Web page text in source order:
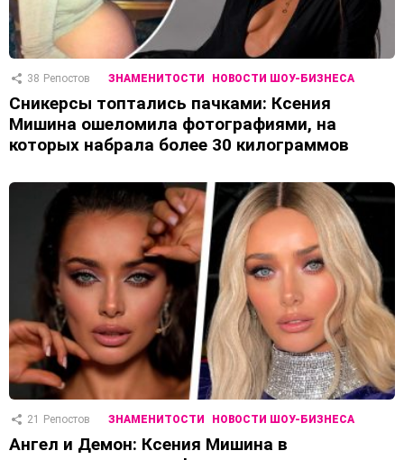
38 Репостов ЗНАМЕНИТОСТИ НОВОСТИ ШОУ-БИЗНЕСА
Сникерсы топтались пачками: Ксения
Мишина ошеломила фотографиями, на
которых набрала более 30 килограммов
21 Репостов ЗНАМЕНИТОСТИ НОВОСТИ ШОУ-БИЗНЕСА
Ангел и Демон: Ксения Мишина в